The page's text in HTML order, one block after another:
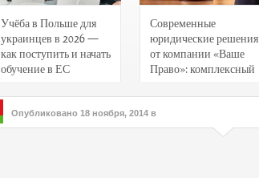
Учёба в Польше для
украинцев в 2026 —
как поступить и начать
обучение в ЕС
Современные
юридические решения
от компании «Ваше
Право»: комплексный
интересов клиентов
Опубликовано 18 ноября, 2014 в